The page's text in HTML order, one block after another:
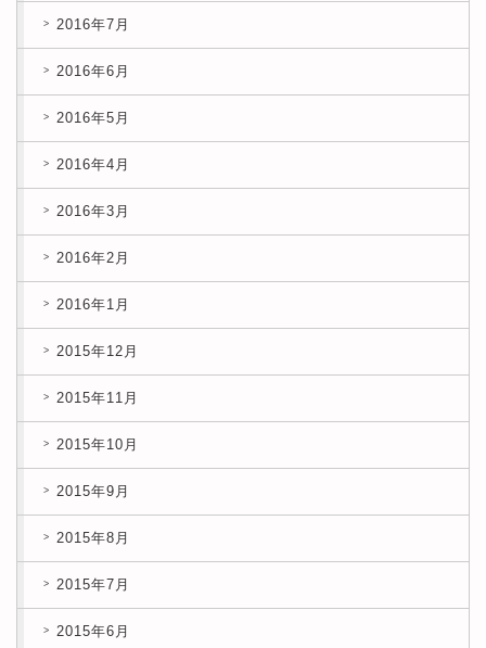
2016年7月
2016年6月
2016年5月
2016年4月
2016年3月
2016年2月
2016年1月
2015年12月
2015年11月
2015年10月
2015年9月
2015年8月
2015年7月
2015年6月